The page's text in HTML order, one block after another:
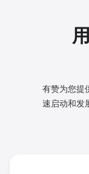
有赞为您提
速启动和发